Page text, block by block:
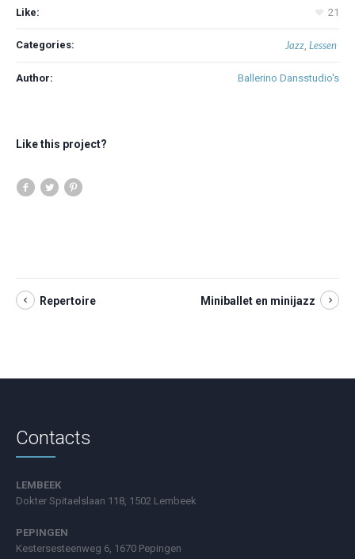
Like: 21
Categories: Jazz, Lessen
Author: Ballerino Dansstudio's
Like this project?
Repertoire Miniballet en minijazz
Contacts
LEMBEEK
Dokter Spitaelslaan 118, 1502 Lembeek
PEPINGEN
Kestersesteenweg 6, 1670 Pepingen